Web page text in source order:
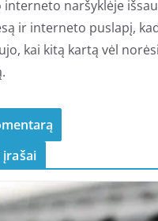
interneto naršyklėje
ir interneto puslapį,
kai kitą kartą vėl
įrašai